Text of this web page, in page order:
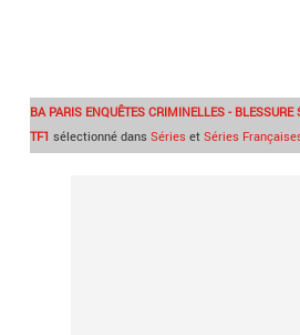
BA PARIS ENQUÊTES CRIMINELLES -
TF1 sélectionné dansSéries etSéries